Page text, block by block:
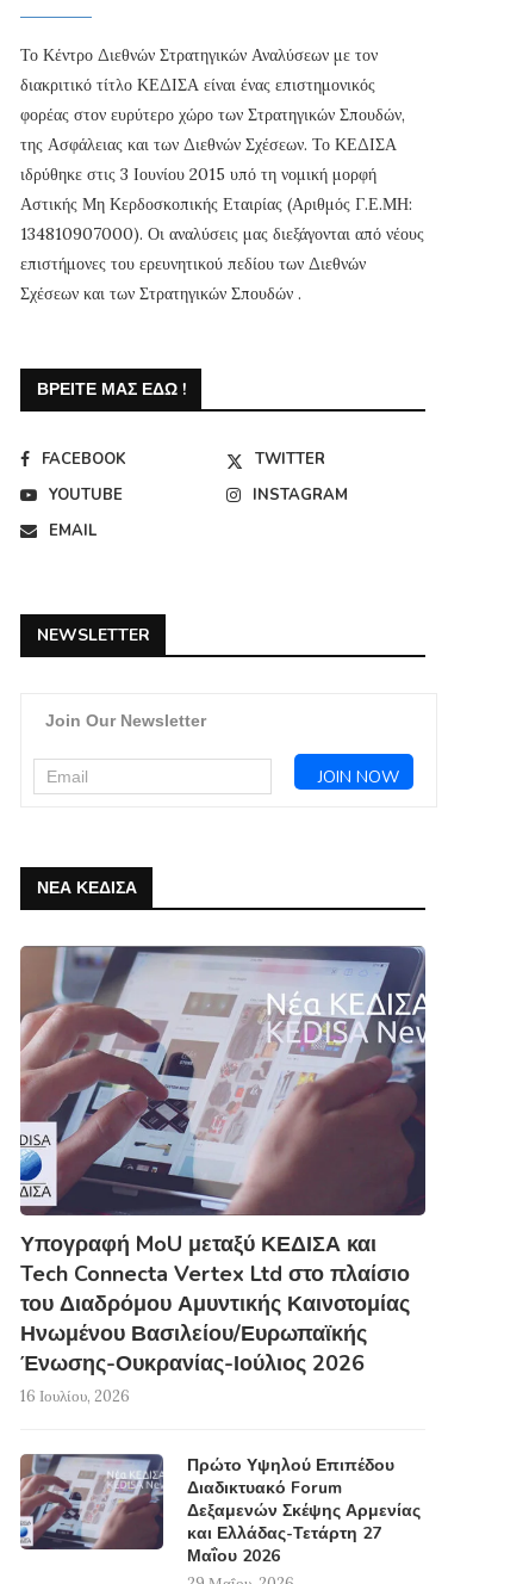
Webinar ΚΕΔΙΣΑ & Πρεσβείας της
Προεδρία...
20 Απριλίου, 2026
7 Απριλίου, 2026
Το Κέντρο Διεθνών Στρατηγικών Αναλύσεων με τον
διακριτικό τίτλο ΚΕΔΙΣΑ είναι ένας επιστημονικός
φορέας στον ευρύτερο χώρο των Στρατηγικών Σπουδών,
της Ασφάλειας και των Διεθνών Σχέσεων. Το ΚΕΔΙΣΑ
ιδρύθηκε στις 3 Ιουνίου 2015 υπό τη νομική μορφή
Αστικής Μη Κερδοσκοπικής Εταιρίας (Αριθμός Γ.Ε.ΜΗ:
134810907000). Οι αναλύσεις μας διεξάγονται από νέους
επιστήμονες του ερευνητικού πεδίου των Διεθνών
Σχέσεων και των Στρατηγικών Σπουδών .
ΒΡΕΊΤΕ ΜΑΣ ΕΔΏ !
FACEBOOK
TWITTER
YOUTUBE
INSTAGRAM
EMAIL
NEWSLETTER
Join Our Newsletter
ΝΕΑ ΚΕΔΙΣΑ
Υπογραφή MoU μεταξύ ΚΕΔΙΣΑ και
Tech Connecta Vertex Ltd στο πλαίσιο
του Διαδρόμου Αμυντικής Καινοτομίας
Ηνωμένου Βασιλείου/Ευρωπαϊκής
Ένωσης-Ουκρανίας-Ιούλιος 2026
16 Ιουλίου, 2026
Πρώτο Υψηλού Επιπέδου
Διαδικτυακό Forum
Δεξαμενών Σκέψης Αρμενίας
και Ελλάδας-Τετάρτη 27
Μαΐου 2026